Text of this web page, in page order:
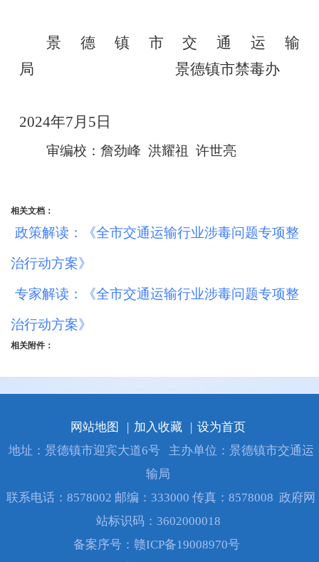
景德镇市交通运输
局
景德镇市禁毒办
2024年7月5日
审编校：詹劲峰 洪耀祖 许世亮
相关文档：
政策解读：《全市交通运输行业涉毒问题专项整
治行动方案》
专家解读：《全市交通运输行业涉毒问题专项整
治行动方案》
相关附件：
网站地图 加入收藏
设为首页
地址：景德镇市迎宾大道6号
主办单位：景德镇市交通运
输局
联系电话：8578002 邮编：333000 传真：8578008 政府网
站标识码：3602000018
备案序号： 赣ICP备19008970号